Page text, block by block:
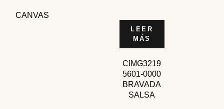
CANVAS
LEER
MÁS
CIMG3219
5601-0000
BRAVADA
SALSA